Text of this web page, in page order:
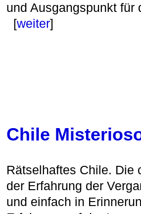
und Ausgangspunkt für
[weiter]
Chile
Rätselhaftes Chile. Die
der Erfahrung der
und einfach in